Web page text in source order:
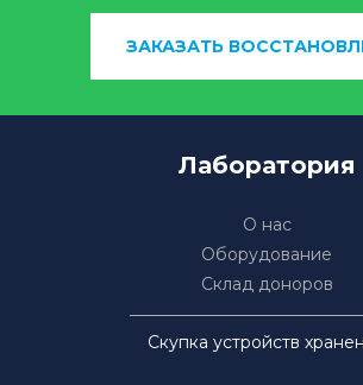
ЗАКАЗАТЬ
Лаборатория
О нас
Оборудование
Склад доноров
Скупка устройств